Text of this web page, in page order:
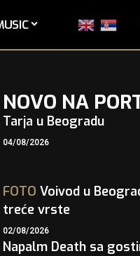
NOVO NA
Tarja u Beogradu
04/08/2026
FOTO Voivod u
treće vrste
02/08/2026
Napalm Death sa